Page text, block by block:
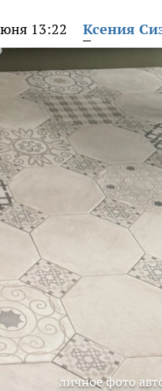
13:22 Ксения
личное фото